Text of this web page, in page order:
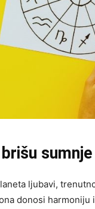
sumnje
ljubavi,
donosi